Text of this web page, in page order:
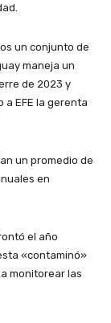
un conjunto de
maneja un
de 2023 y
a EFE la gerenta
un promedio de
en
el año
«contaminó»
monitorear las